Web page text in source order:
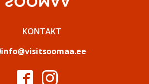
KONTAKT
info@visitsoomaa.ee